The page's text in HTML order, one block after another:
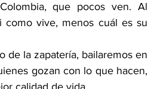
que pocos ven. Al
vive, menos cuál es su
de la zapatería, bailaremos en
gozan con lo que hacen,
calidad de vida.